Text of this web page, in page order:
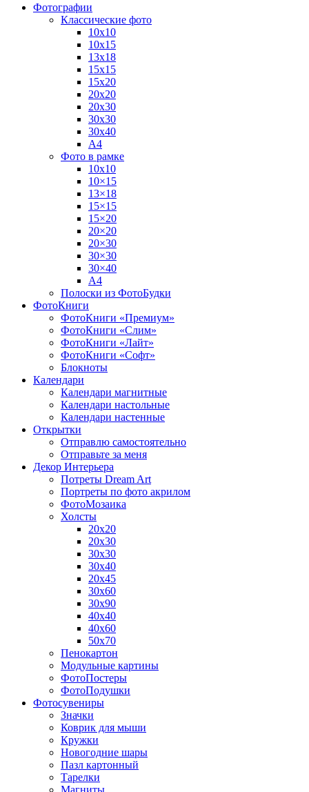
Фотографии
Классические фото
10х10
10х15
13х18
15х15
15х20
20х20
20х30
30х30
30х40
А4
Фото в рамке
10х10
10×15
13×18
15×15
15×20
20×20
20×30
30×30
30×40
A4
Полоски из ФотоБудки
ФотоКниги
ФотоКниги «Премиум»
ФотоКниги «Слим»
ФотоКниги «Лайт»
ФотоКниги «Софт»
Блокноты
Календари
Календари магнитные
Календари настольные
Календари настенные
Открытки
Отправлю самостоятельно
Отправьте за меня
Декор Интерьера
Потреты Dream Art
Портреты по фото акрилом
ФотоМозаика
Холсты
20х20
20х30
30х30
30х40
20х45
30х60
30х90
40х40
40х60
50х70
Пенокартон
Модульные картины
ФотоПостеры
ФотоПодушки
Фотоcувениры
Значки
Коврик для мыши
Кружки
Новогодние шары
Пазл картонный
Тарелки
Магниты